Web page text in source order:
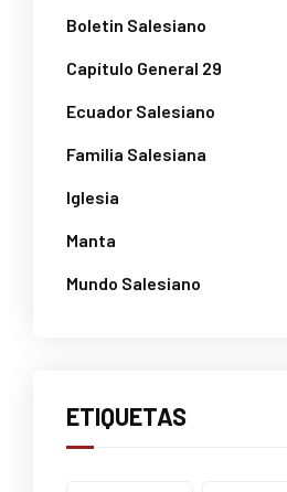
Boletin Salesiano
Capítulo General 29
Ecuador Salesiano
Familia Salesiana
Iglesia
Manta
Mundo Salesiano
ETIQUETAS